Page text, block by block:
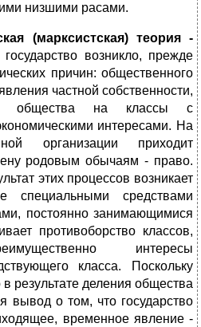
низшими расами.
(марксистская) теория -
возникло, прежде
причин: общественного
частной собственности,
общества на классы с
интересами. На
организации приходит
родовым обычаям - право.
этих процессов возникает
специальными средствами
постоянно занимающимися
противоборство классов,
интересы
класса. Поскольку
в результате деления общества
вывод о том, что государство
временное явление -